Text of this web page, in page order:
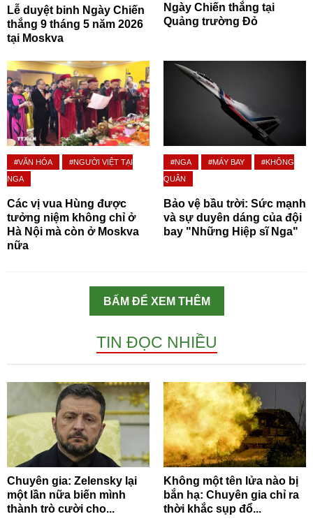
Lễ duyệt binh Ngày Chiến
thắng 9 tháng 5 năm 2026
tại Moskva
Ngày Chiến thắng tại
Quảng trường Đỏ
#VĂN HÓA
#NGƯỜI VIỆT TẠI
NGA
Các vị vua Hùng được
tưởng niệm không chỉ ở
Hà Nội mà còn ở Moskva
nữa
#NGA #MÁY BAY
#KHÔNG
QUÂN
Bảo vệ bầu trời: Sức mạnh
và sự duyên dáng của đội
bay "Những Hiệp sĩ Nga"
BẤM ĐỂ XEM THÊM
TIN ĐỌC NHIỀU
Chuyên gia: Zelensky lại
một lần nữa biến mình
thành trò cười cho...
Không một tên lửa nào bị
bắn hạ: Chuyên gia chỉ ra
thời khắc sụp đổ...